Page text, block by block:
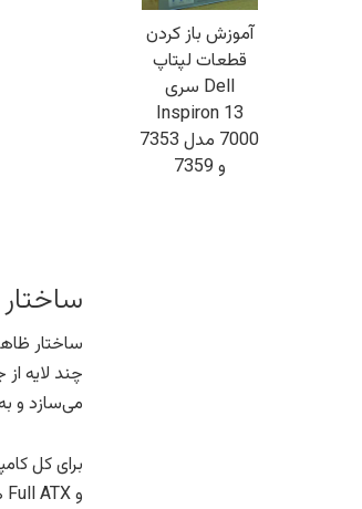
آموزش باز کردن
قطعات لپتاپ
Dell سری
Inspiron 13
7000 مدل 7353
و 7359
ساختار
ساختار
چند لایه
می‌سازد و